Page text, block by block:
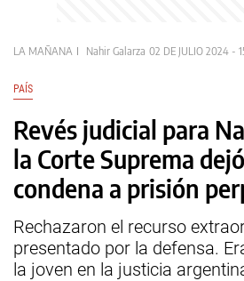
LA MAÑANA Nahir Galarza 02 DE JULIO 2024 -
PAÍS
Revés judicial para
la Corte Suprema
condena a prisión
Rechazaron el recurso
presentado por la defensa.
la joven en la justicia